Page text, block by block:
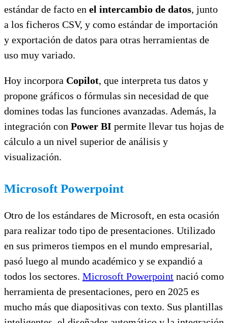
estándar de facto en el intercambio de datos, junto
a los ficheros CSV, y como estándar de importación
y exportación de datos para otras herramientas de
uso muy variado.
Hoy incorpora Copilot, que interpreta tus datos y
propone gráficos o fórmulas sin necesidad de que
domines todas las funciones avanzadas. Además, la
integración con Power BI permite llevar tus hojas de
cálculo a un nivel superior de análisis y
visualización.
Microsoft Powerpoint
Otro de los estándares de Microsoft, en esta ocasión
para realizar todo tipo de presentaciones. Utilizado
en sus primeros tiempos en el mundo empresarial,
pasó luego al mundo académico y se expandió a
todos los sectores. Microsoft Powerpoint nació como
herramienta de presentaciones, pero en 2025 es
mucho más que diapositivas con texto. Sus plantillas